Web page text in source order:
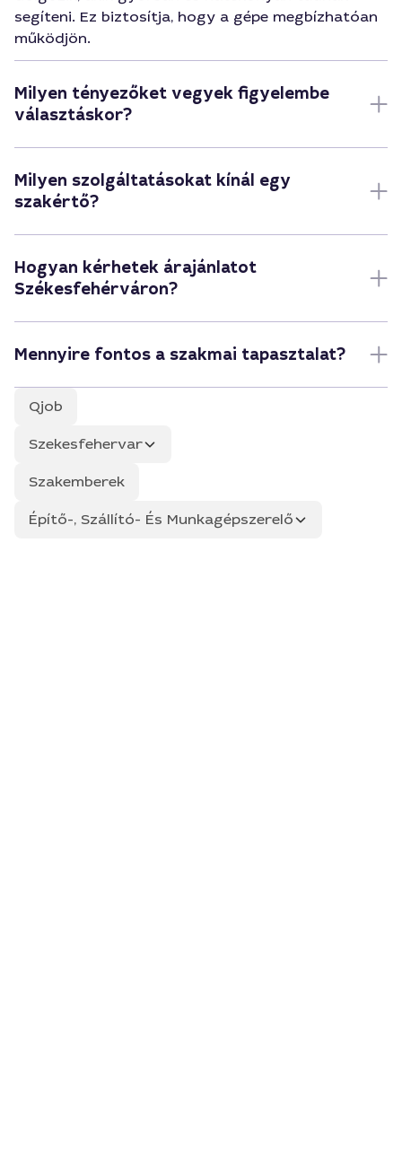
segíteni. Ez biztosítja, hogy a gépe megbízhatóan
működjön.
Milyen tényezőket vegyek figyelembe
választáskor?
Milyen szolgáltatásokat kínál egy
szakértő?
Hogyan kérhetek árajánlatot
Székesfehérváron?
Mennyire fontos a szakmai tapasztalat?
Qjob
Szekesfehervar
Szakemberek
Építő-, Szállító- És Munkagépszerelő